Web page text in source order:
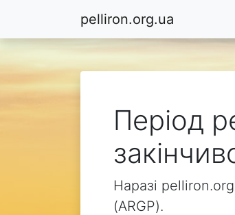
pelliron.org.ua
Період
Наразі
(ARGP).